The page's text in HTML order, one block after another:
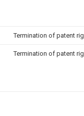
Termination of patent
Termination of patent